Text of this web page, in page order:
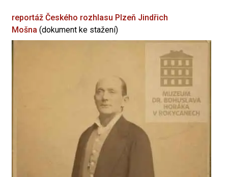
reportáž Českého rozhlasu Plzeň Jindřich
Mošna (dokument ke stažení)